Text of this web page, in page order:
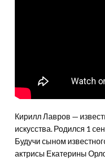
Кирилл Лавров —
искусства. Родился 1
Будучи сыном
актрисы Екатерины